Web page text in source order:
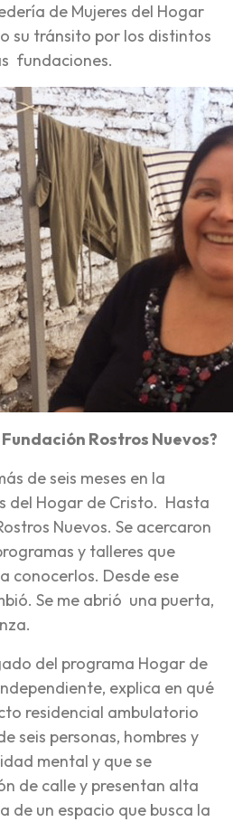
de Mujeres del Hogar
su tránsito por los distintos
fundaciones.
Rostros Nuevos?
de seis meses en la
del Hogar de Cristo. Hasta
Nuevos. Se acercaron
y talleres que
conocerlos. Desde ese
Se me abrió una puerta,
del programa Hogar de
explica en qué
residencial ambulatorio
seis personas, hombres y
mental y que se
de calle y presentan alta
de un espacio que busca la